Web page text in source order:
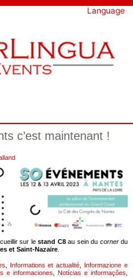
Language
c’est maintenant !
sur lestand C8au sein du cornerdu
et Saint-Nazaire
Informations et actualité
Informazione e
e informaciones Notícias e informações